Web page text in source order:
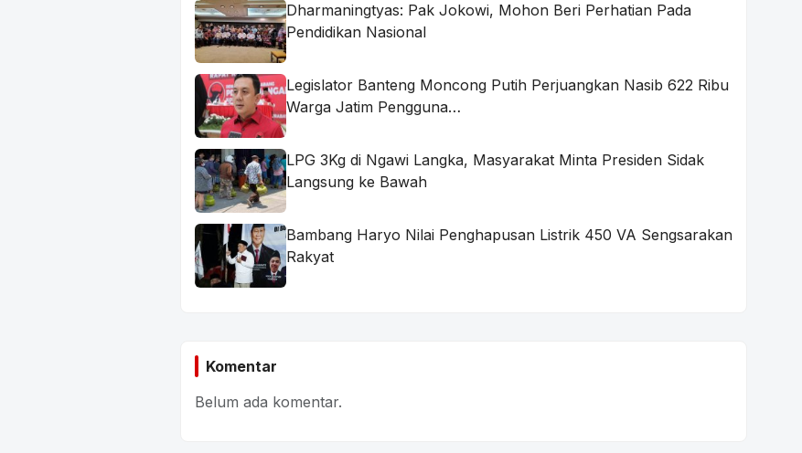
Dharmaningtyas: Pak Jokowi, Mohon Beri Perhatian Pada
Pendidikan Nasional
Legislator Banteng Moncong Putih Perjuangkan Nasib 622 Ribu
Warga Jatim Pengguna…
LPG 3Kg di Ngawi Langka, Masyarakat Minta Presiden Sidak
Langsung ke Bawah
Bambang Haryo Nilai Penghapusan Listrik 450 VA Sengsarakan
Rakyat
Komentar
Belum ada komentar.